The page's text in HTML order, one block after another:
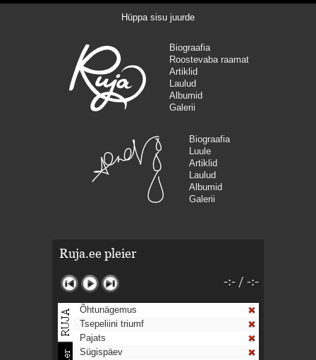
Hüppa sisu juurde
Biograafia
Roostevaba raamat
Artiklid
Laulud
Albumid
Galerii
Biograafia
Luule
Artiklid
Laulud
Albumid
Galerii
Ruja.ee pleier
-:- / -:-
Õhtunägemus
Tsepeliini triumf
Pajats
Sügispäev